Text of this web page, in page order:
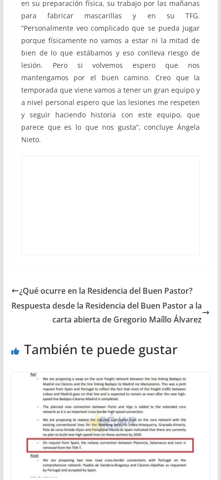
en su preparación física, su trabajo por las mañanas
para fabricar mascarillas y en su TFG.
“Personalmente veo complicado que se pueda jugar
porque físicamente no vamos a estar ni la mitad de
bien de lo que estábamos y eso conlleva riesgo de
lesión. Pero si volvemos espero que nos
mantengamos por el buen camino. Creo que la
temporada que viene vamos a tener un gran equipo y
a nivel personal espero que las lesiones me respeten
y seguir haciendo historia con este equipo, que
parece que es lo que nos gusta”, concluye Ángela
Nieto.
¿Qué ocurre en la Residencia del Buen Pastor?
Respuesta desde la Residencia del Buen Pastor a la
carta abierta de Gregorio Maíllo Álvarez
También te puede gustar